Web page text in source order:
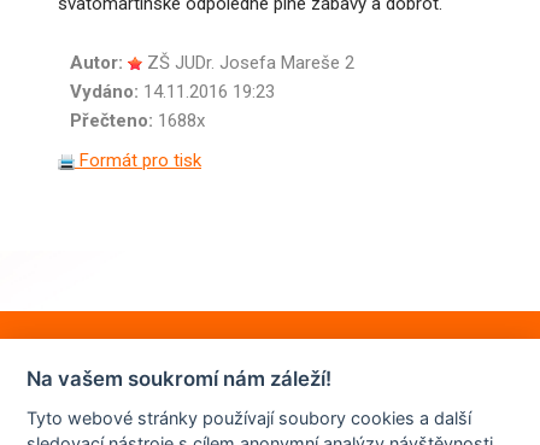
Autor:
ZŠ JUDr. Josefa Mareše 2
Vydáno: 14.11.2016 19:23
Přečteno: 1688x
Formát pro tisk
Na vašem soukromí nám záleží!
Tyto webové stránky používají soubory cookies a další